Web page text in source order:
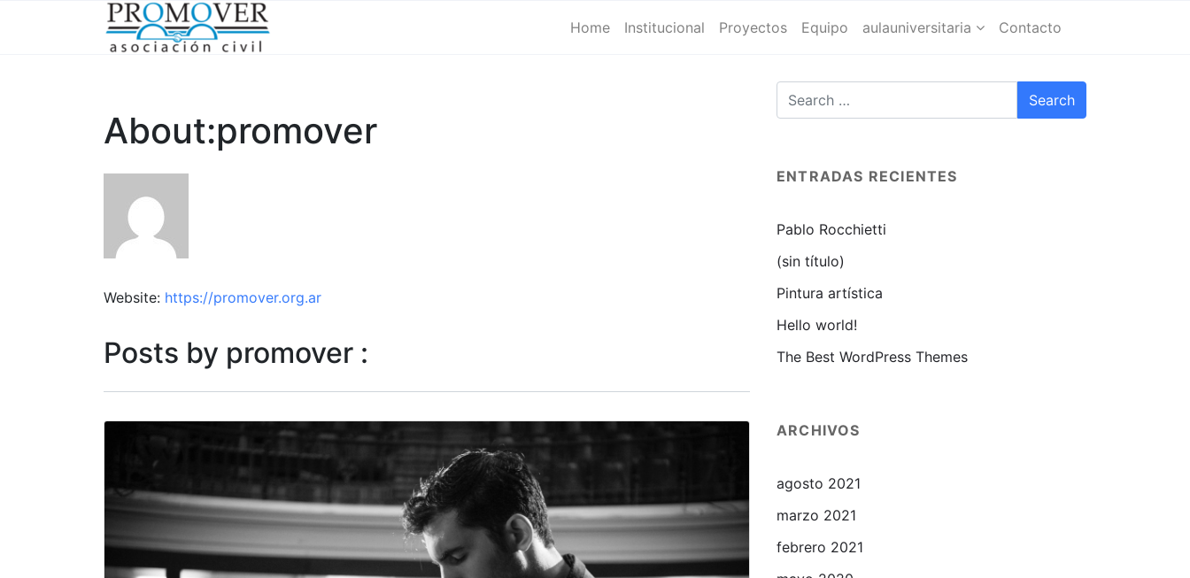
Home Institucional Proyectos Equipo aulauniversitaria Contacto
About:promover
Website: https://promover.org.ar
Posts by promover :
ENTRADAS RECIENTES
Pablo Rocchietti
(sin título)
Pintura artística
Hello world!
The Best WordPress Themes
ARCHIVOS
agosto 2021
marzo 2021
febrero 2021